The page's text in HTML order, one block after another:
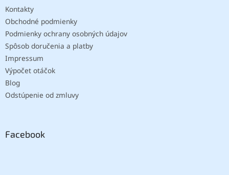
Kontakty
Obchodné podmienky
Podmienky ochrany osobných údajov
Spôsob doručenia a platby
Impressum
Výpočet otáčok
Blog
Odstúpenie od zmluvy
Facebook